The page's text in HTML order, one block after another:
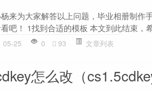
来为大家解答以上问题，毕业相册制作
吧！ 1找到合适的模板 本文到此结束，
05-25 0 93 文章列表
怎么改（